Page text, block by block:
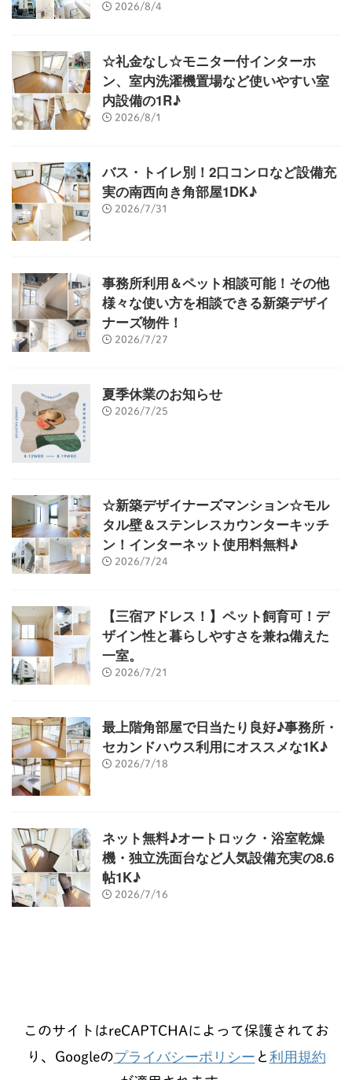
2026/8/4
☆礼金なし☆モニター付インターホ
ン、室内洗濯機置場など使いやすい室
内設備の1R♪
2026/8/1
バス・トイレ別！2口コンロなど設備充
実の南西向き角部屋1DK♪
2026/7/31
事務所利用＆ペット相談可能！その他
様々な使い方を相談できる新築デザイ
ナーズ物件！
2026/7/27
夏季休業のお知らせ
2026/7/25
☆新築デザイナーズマンション☆モル
タル壁＆ステンレスカウンターキッチ
ン！インターネット使用料無料♪
2026/7/24
【三宿アドレス！】ペット飼育可！デ
ザイン性と暮らしやすさを兼ね備えた
一室。
2026/7/21
最上階角部屋で日当たり良好♪事務所・
セカンドハウス利用にオススメな1K♪
2026/7/18
ネット無料♪オートロック・浴室乾燥
機・独立洗面台など人気設備充実の8.6
帖1K♪
2026/7/16
このサイトはreCAPTCHAによって保護されてお
り、Googleのプライバシーポリシー と 利用規約